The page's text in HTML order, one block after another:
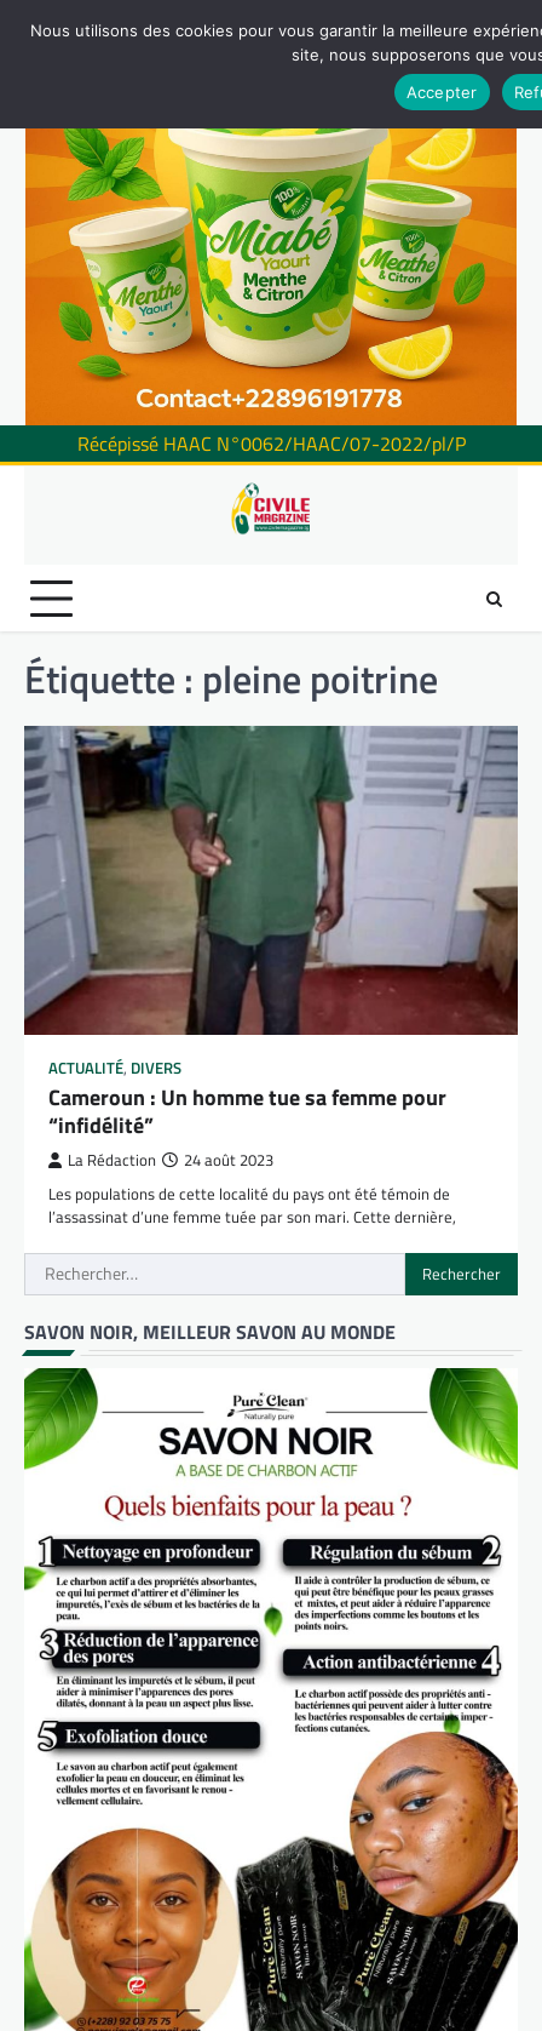
Récépissé HAAC N°0062/HAAC/07-2022/pl/P
Étiquette : pleine poitrine
ACTUALITÉ, DIVERS
Cameroun : Un homme tue sa femme pour
“infidélité”
La Rédaction 24 août 2023
Les populations de cette localité du pays ont été témoin de
l’assassinat d’une femme tuée par son mari. Cette dernière,
Rechercher :
SAVON NOIR, MEILLEUR SAVON AU MONDE
Nous utilisons des cookies pour vous garantir la meilleure
site, nous supposerons que
Accepter